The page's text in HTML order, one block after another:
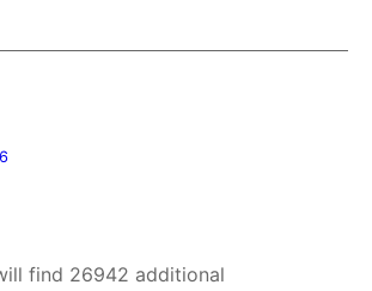
find 26942 additional